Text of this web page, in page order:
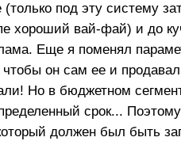
под эту систему
хороший вай-фай) и до
Еще я поменял
он сам ее и
Но в бюджетном
срок...
должен был быть